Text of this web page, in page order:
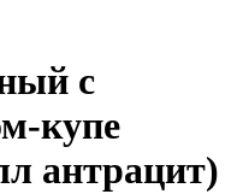
с
купе
антрацит)